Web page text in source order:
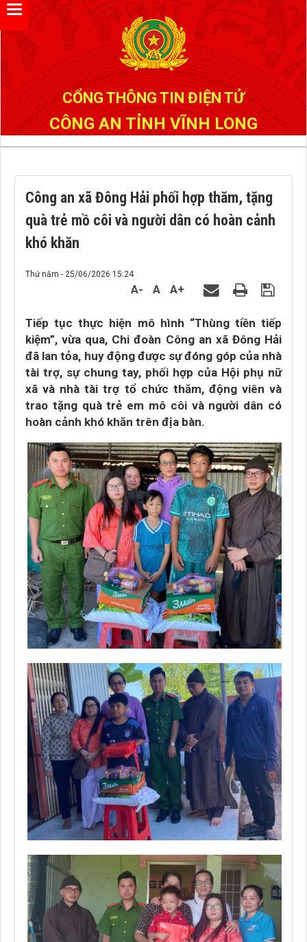
CỔNG THÔNG TIN ĐIỆN TỬ
CÔNG AN TỈNH VĨNH LONG
Công an xã Đông Hải phối hợp thăm, tặng
quà trẻ mồ côi và người dân có hoàn cảnh
khó khăn
Thứ năm - 25/06/2026 15:24
A- A A+
‎Tiếp tục thực hiện mô hình “Thùng tiền tiếp
kiệm”, vừa qua, Chi đoàn Công an xã Đông Hải
đã lan tỏa, huy động được sự đóng góp của nhà
tài trợ, sự chung tay, phối hợp của Hội phụ nữ
xã và nhà tài trợ tổ chức thăm, động viên và
trao tặng quà trẻ em mô côi và người dân có
hoàn cảnh khó khăn trên địa bàn.